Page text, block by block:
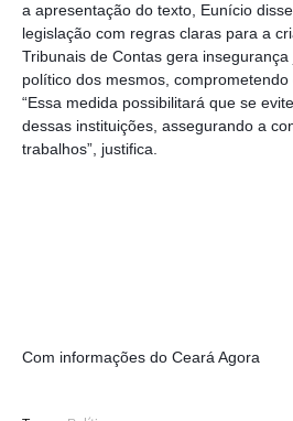
a apresentação do texto, Eunício
legislação com regras claras para a
Tribunais de Contas gera
político dos mesmos, comprometendo
“Essa medida possibilitará que se
dessas instituições, assegurando a
trabalhos”, justifica.
Com informações do Ceará Agora